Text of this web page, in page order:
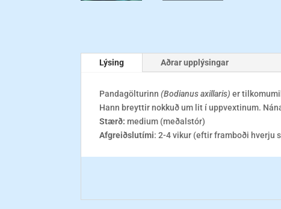
Lýsing Aðrar upplýsingar
Pandagölturinn(Bodianus axillaris)er
Hann breyttir nokkuð um lit í uppvextinum.
Stærð: medium (meðalstór)
Afgreiðslutími: 2-4 vikur (eftir framboði hverju